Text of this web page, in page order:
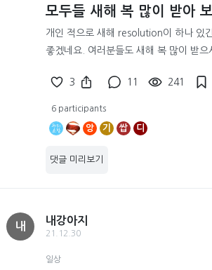
모두들 새해 복 많이 받아
개인 적으로 새해 resolution이 하나 있
좋겠네요. 여러분들도 새해 복 많이 받
3 11 241
6 participants
앙 기 쌉 디
댓글 미리보기
내
내강아지
21.12.30
일상